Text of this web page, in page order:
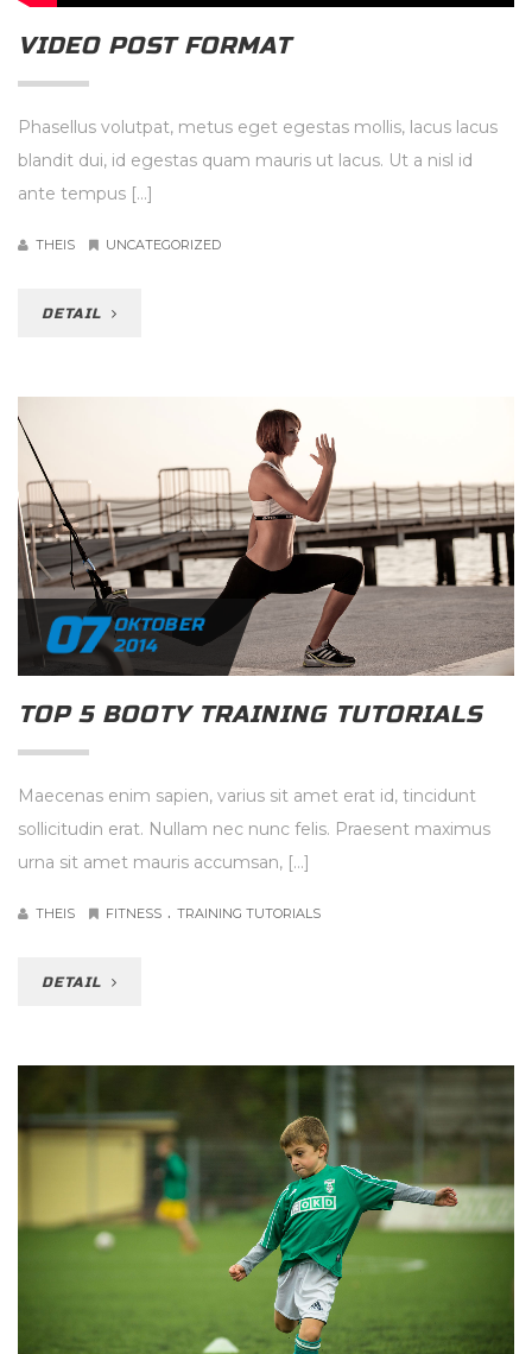
VIDEO POST FORMAT
Phasellus volutpat, metus eget egestas mollis, lacus lacus
blandit dui, id egestas quam mauris ut lacus. Ut a nisl id
ante tempus […]
THEIS UNCATEGORIZED
DETAIL
07 OKTOBER
2014
TOP 5 BOOTY TRAINING TUTORIALS
Maecenas enim sapien, varius sit amet erat id, tincidunt
sollicitudin erat. Nullam nec nunc felis. Praesent maximus
urna sit amet mauris accumsan, […]
THEIS FITNESS . TRAINING TUTORIALS
DETAIL